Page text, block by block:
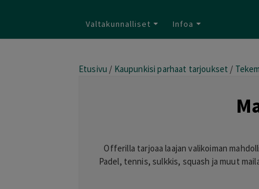
Valtakunnalliset Infoa
Etusivu / Kaupunkisi parhaat tarjoukset /
Offerilla tarjoaa laajan valikoiman
Padel, tennis, sulkkis, squash ja muut